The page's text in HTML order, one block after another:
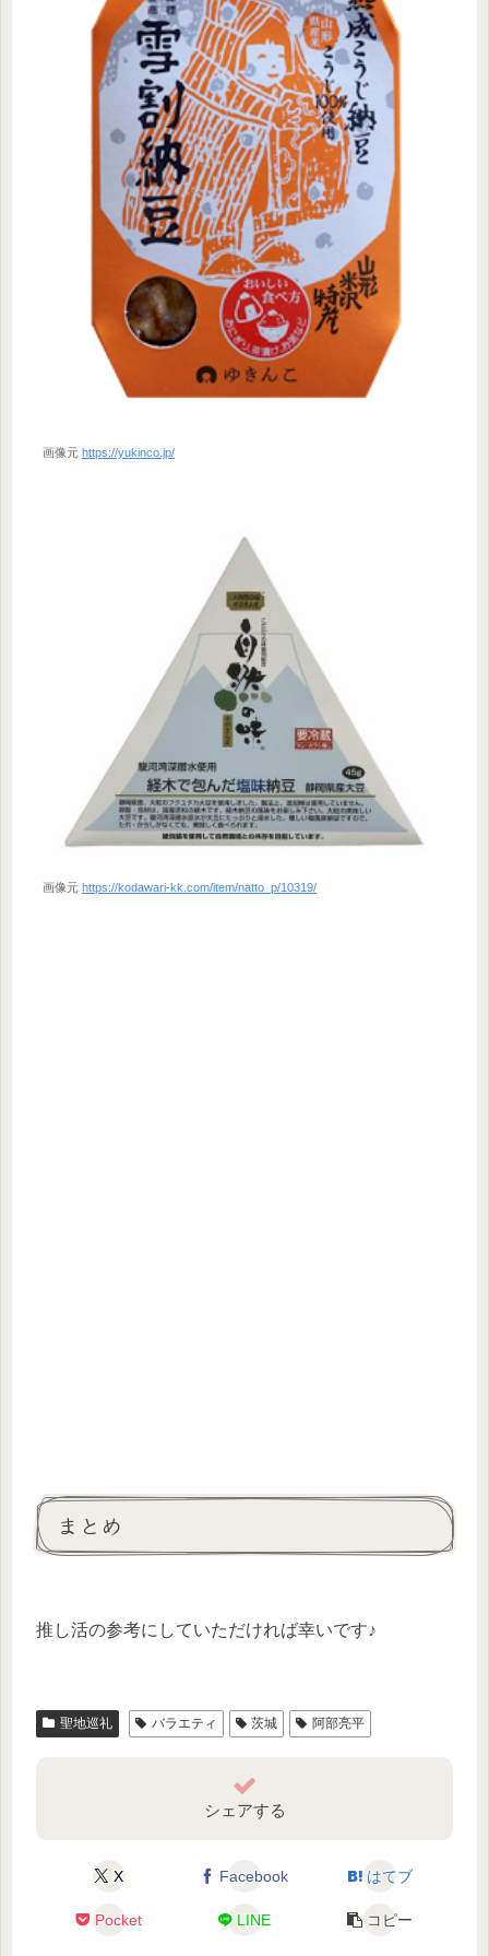
画像元 https://yukinco.jp/
画像元 https://kodawari-kk.com/item/natto_p/10319/
まとめ
推し活の参考にしていただければ幸いです♪
聖地巡礼 バラエティ 茨城 阿部亮平
シェアする
X Facebook はてブ
Pocket LINE コピー